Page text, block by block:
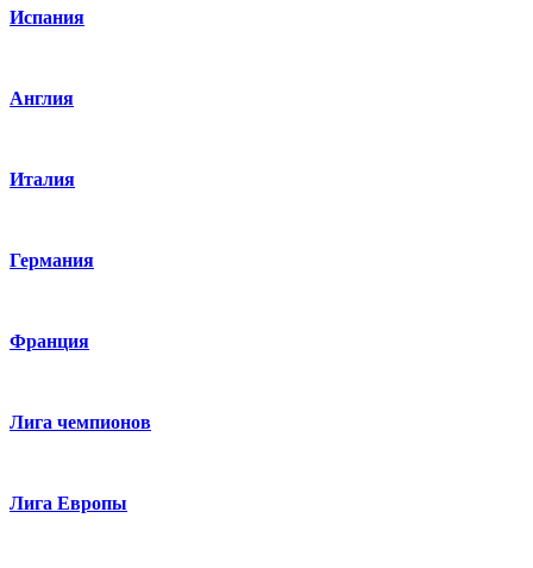
Испания
Англия
Италия
Германия
Франция
Лига чемпионов
Лига Европы